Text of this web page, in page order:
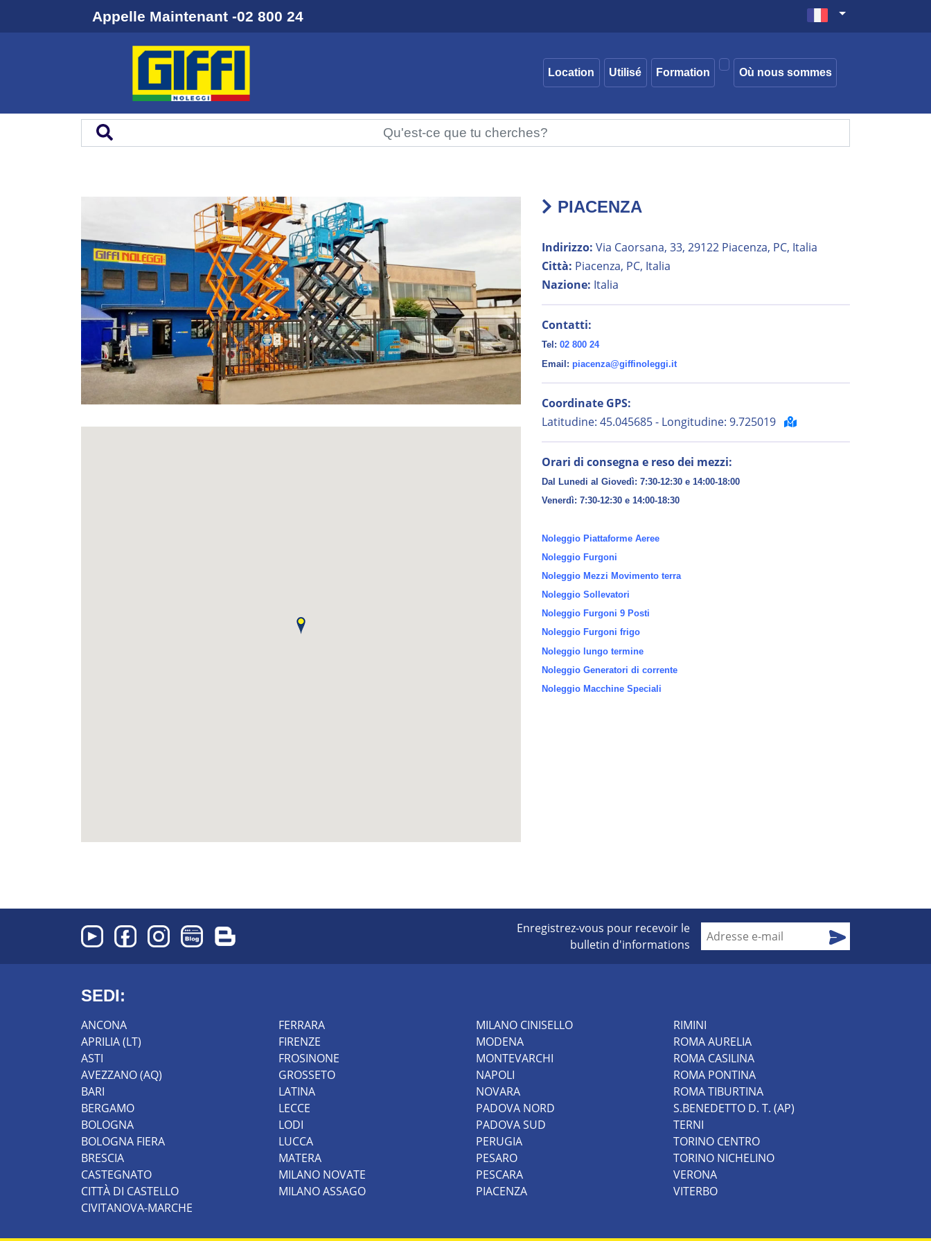
Appelle Maintenant -02 800 24
Location Utilisé Formation Où nous sommes
PIACENZA
Indirizzo: Via Caorsana, 33, 29122 Piacenza, PC, Italia
Città: Piacenza, PC, Italia
Nazione: Italia
Contatti:
Tel: 02 800 24
Email: piacenza@giffinoleggi.it
Coordinate GPS:
Latitudine: 45.045685 - Longitudine: 9.725019
Orari di consegna e reso dei mezzi:
Dal Lunedi al Giovedì: 7:30-12:30 e 14:00-18:00
Venerdì: 7:30-12:30 e 14:00-18:30
Noleggio Piattaforme Aeree
Noleggio Furgoni
Noleggio Mezzi Movimento terra
Noleggio Sollevatori
Noleggio Furgoni 9 Posti
Noleggio Furgoni frigo
Noleggio lungo termine
Noleggio Generatori di corrente
Noleggio Macchine Speciali
Enregistrez-vous pour recevoir le
bulletin d'informations
SEDI:
ANCONA
APRILIA (LT)
ASTI
AVEZZANO (AQ)
BARI
BERGAMO
BOLOGNA
BOLOGNA FIERA
BRESCIA
CASTEGNATO
CITTÀ DI CASTELLO
CIVITANOVA-MARCHE
FERRARA
FIRENZE
FROSINONE
GROSSETO
LATINA
LECCE
LODI
LUCCA
MATERA
MILANO NOVATE
MILANO ASSAGO
MILANO CINISELLO
MODENA
MONTEVARCHI
NAPOLI
NOVARA
PADOVA NORD
PADOVA SUD
PERUGIA
PESARO
PESCARA
PIACENZA
RIMINI
ROMA AURELIA
ROMA CASILINA
ROMA PONTINA
ROMA TIBURTINA
S.BENEDETTO D. T. (AP)
TERNI
TORINO CENTRO
TORINO NICHELINO
VERONA
VITERBO